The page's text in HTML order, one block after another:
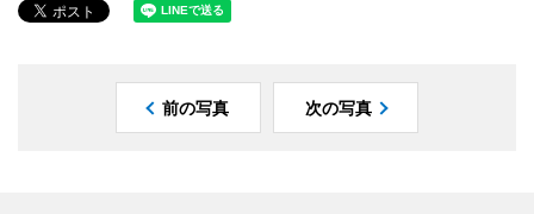
前の写真 次の写真